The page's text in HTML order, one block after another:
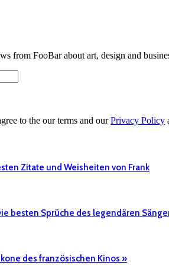
from FooBar about art, design and
to the our terms and ourPrivacy Policy
Zitate und Weisheiten von Frank
besten Sprüche des legendären
des französischen Kinos »